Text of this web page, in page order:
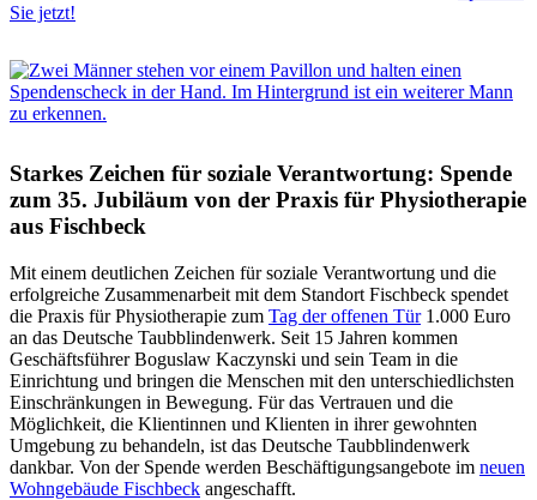
Sie jetzt!
Starkes Zeichen für soziale Verantwortung: Spende
zum 35. Jubiläum von der Praxis für Physiotherapie
aus Fischbeck
Mit einem deutlichen Zeichen für soziale Verantwortung und die
erfolgreiche Zusammenarbeit mit dem Standort Fischbeck spendet
die Praxis für Physiotherapie zum Tag der offenen Tür1.000 Euro
an das Deutsche Taubblindenwerk. Seit 15 Jahren kommen
Geschäftsführer Boguslaw Kaczynski und sein Team in die
Einrichtung und bringen die Menschen mit den unterschiedlichsten
Einschränkungen in Bewegung. Für das Vertrauen und die
Möglichkeit, die Klientinnen und Klienten in ihrer gewohnten
Umgebung zu behandeln, ist das Deutsche Taubblindenwerk
dankbar. Von der Spende werden Beschäftigungsangebote im neuen
Wohngebäude Fischbeck angeschafft.